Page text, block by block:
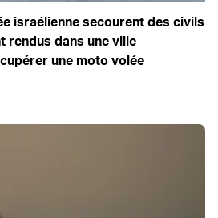
israélienne secourent des civils
rendus dans une ville
une moto volée